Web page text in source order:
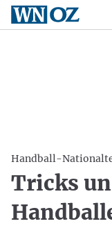
Handball-
Tricks